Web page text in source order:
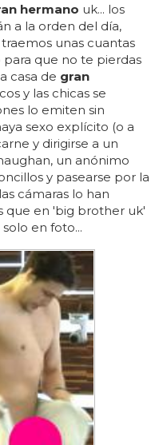
hermano uk... los
a la orden del día,
unas cuantas
que no te pierdas
casa de gran
y las chicas se
lo emiten sin
sexo explícito (o a
y dirigirse a un
un anónimo
y pasearse por la
cámaras lo han
que en 'big brother uk'
en foto...